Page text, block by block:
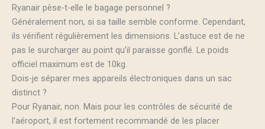
Ryanair pèse-t-elle le bagage personnel ?
Généralement non, si sa taille semble conforme. Cependant,
ils vérifient régulièrement les dimensions. L’astuce est de ne
pas le surcharger au point qu’il paraisse gonflé. Le poids
officiel maximum est de 10kg.
Dois-je séparer mes appareils électroniques dans un sac
distinct ?
Pour Ryanair, non. Mais pour les contrôles de sécurité de
l’aéroport, il est fortement recommandé de les placer